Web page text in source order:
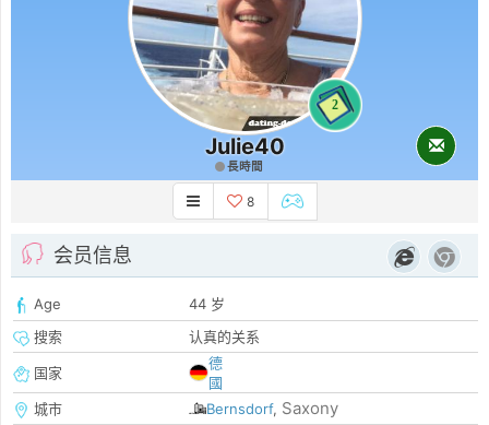
2
Julie40
長時間
8
会员信息
Age
44 岁
搜索
认真的关系
国家
德
國
城市
Bernsdorf, Saxony